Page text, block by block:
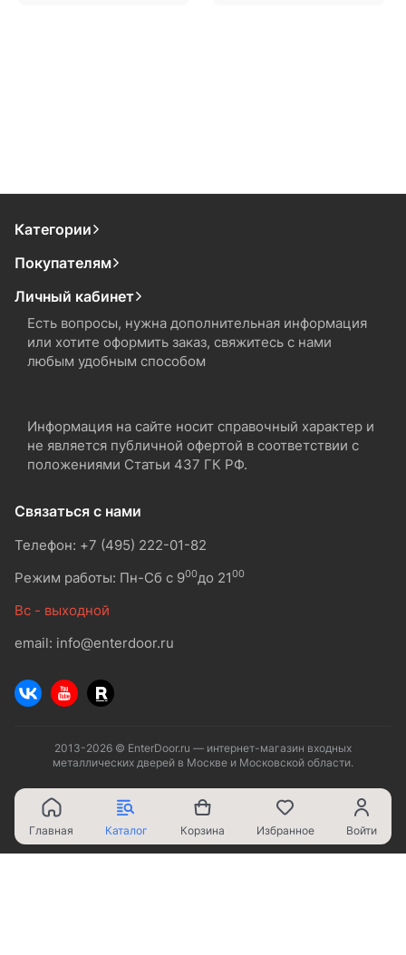
Категории
Покупателям
Личный кабинет
Есть вопросы, нужна дополнительная информация
или хотите оформить заказ, свяжитесь с нами
любым удобным способом
Информация на сайте носит справочный характер и
не является публичной офертой в соответствии с
положениями Статьи 437 ГК РФ.
Связаться с нами
Телефон: +7 (495) 222-01-82
Режим работы: Пн-Сб с 900до 2100
Вс - выходной
email: info@enterdoor.ru
2013-2026 © EnterDoor.ru — интернет-магазин входных
металлических дверей в Москве и Московской области.
Главная Каталог Корзина Избранное Войти